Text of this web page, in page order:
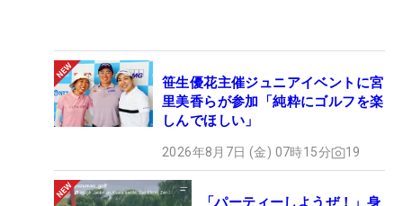
笹生優花主催ジュニアイベントに宮
里美香らが参加「純粋にゴルフを楽
しんでほしい」
2026年8月7日 (金) 07時15分 19
「パーティーしようぜ！」身